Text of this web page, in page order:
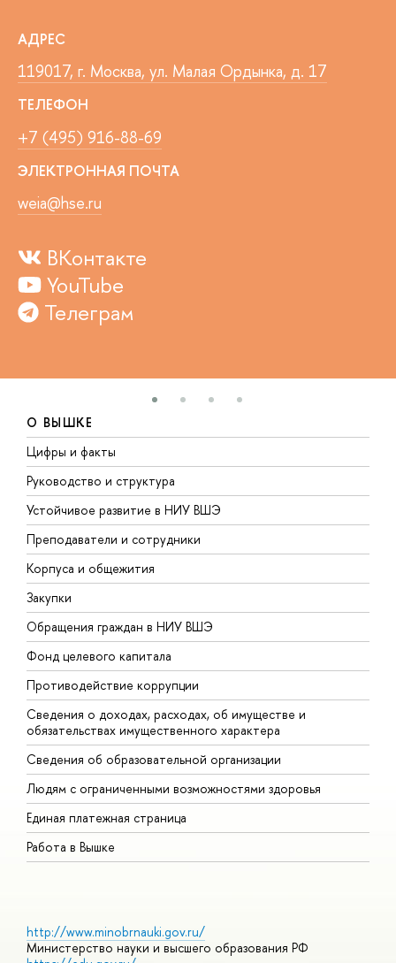
АДРЕС
119017, г. Москва, ул. Малая Ордынка, д. 17
ТЕЛЕФОН
+7 (495) 916-88-69
ЭЛЕКТРОННАЯ ПОЧТА
weia@hse.ru
ВКонтакте
YouTube
Телеграм
О ВЫШКЕ
Цифры и факты
Руководство и структура
Устойчивое развитие в НИУ ВШЭ
Преподаватели и сотрудники
Корпуса и общежития
Закупки
Обращения граждан в НИУ ВШЭ
Фонд целевого капитала
Противодействие коррупции
Сведения о доходах, расходах, об имуществе и
обязательствах имущественного характера
Сведения об образовательной организации
Людям с ограниченными возможностями здоровья
Единая платежная страница
Работа в Вышке
http://www.minobrnauki.gov.ru/
Министерство науки и высшего образования РФ